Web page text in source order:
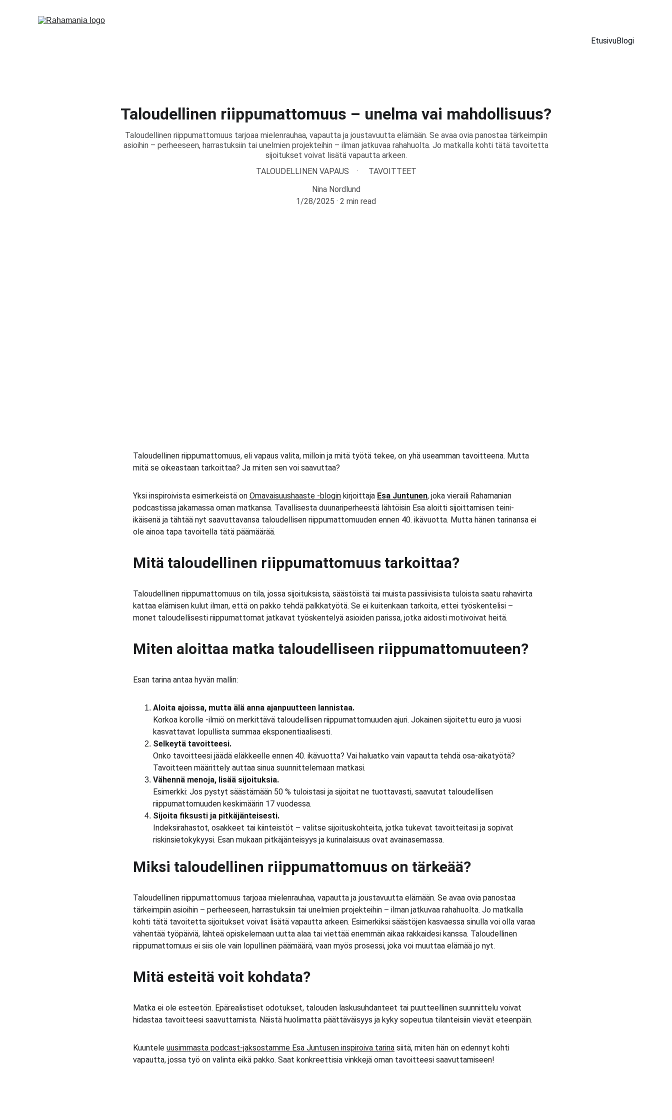
EtusivuBlogi
Taloudellinen riippumattomuus – unelma vai mahdollisuus?
Taloudellinen riippumattomuus tarjoaa mielenrauhaa, vapautta ja joustavuutta elämään. Se avaa ovia panostaa tärkeimpiin
asioihin – perheeseen, harrastuksiin tai unelmien projekteihin – ilman jatkuvaa rahahuolta. Jo matkalla kohti tätä tavoitetta
sijoitukset voivat lisätä vapautta arkeen.
TALOUDELLINEN VAPAUS
TAVOITTEET
Nina Nordlund
1/28/2025
2 min read
Taloudellinen riippumattomuus, eli vapaus valita, milloin ja mitä työtä tekee, on yhä useamman tavoitteena. Mutta
mitä se oikeastaan tarkoittaa? Ja miten sen voi saavuttaa?
Yksi inspiroivista esimerkeistä on Omavaisuushaaste -blogin kirjoittaja Esa Juntunen, joka vieraili Rahamanian
podcastissa jakamassa oman matkansa. Tavallisesta duunariperheestä lähtöisin Esa aloitti sijoittamisen teini-
ikäisenä ja tähtää nyt saavuttavansa taloudellisen riippumattomuuden ennen 40. ikävuotta. Mutta hänen tarinansa ei
ole ainoa tapa tavoitella tätä päämäärää.
Mitä taloudellinen riippumattomuus tarkoittaa?
Taloudellinen riippumattomuus on tila, jossa sijoituksista, säästöistä tai muista passiivisista tuloista saatu rahavirta
kattaa elämisen kulut ilman, että on pakko tehdä palkkatyötä. Se ei kuitenkaan tarkoita, ettei työskentelisi –
monet taloudellisesti riippumattomat jatkavat työskentelyä asioiden parissa, jotka aidosti motivoivat heitä.
Miten aloittaa matka taloudelliseen riippumattomuuteen?
Esan tarina antaa hyvän mallin:
Aloita ajoissa, mutta älä anna ajanpuutteen lannistaa.
Korkoa korolle -ilmiö on merkittävä taloudellisen riippumattomuuden ajuri. Jokainen sijoitettu euro ja vuosi
kasvattavat lopullista summaa eksponentiaalisesti.
Selkeytä tavoitteesi.
Onko tavoitteesi jäädä eläkkeelle ennen 40. ikävuotta? Vai haluatko vain vapautta tehdä osa-aikatyötä?
Tavoitteen määrittely auttaa sinua suunnittelemaan matkasi.
Vähennä menoja, lisää sijoituksia.
Esimerkki: Jos pystyt säästämään 50 % tuloistasi ja sijoitat ne tuottavasti, saavutat taloudellisen
riippumattomuuden keskimäärin 17 vuodessa.
Sijoita fiksusti ja pitkäjänteisesti.
Indeksirahastot, osakkeet tai kiinteistöt – valitse sijoituskohteita, jotka tukevat tavoitteitasi ja sopivat
riskinsietokykyysi. Esan mukaan pitkäjänteisyys ja kurinalaisuus ovat avainasemassa.
Miksi taloudellinen riippumattomuus on tärkeää?
Taloudellinen riippumattomuus tarjoaa mielenrauhaa, vapautta ja joustavuutta elämään. Se avaa ovia panostaa
tärkeimpiin asioihin – perheeseen, harrastuksiin tai unelmien projekteihin – ilman jatkuvaa rahahuolta. Jo matkalla
kohti tätä tavoitetta sijoitukset voivat lisätä vapautta arkeen. Esimerkiksi säästöjen kasvaessa sinulla voi olla varaa
vähentää työpäiviä, lähteä opiskelemaan uutta alaa tai viettää enemmän aikaa rakkaidesi kanssa. Taloudellinen
riippumattomuus ei siis ole vain lopullinen päämäärä, vaan myös prosessi, joka voi muuttaa elämää jo nyt.
Mitä esteitä voit kohdata?
Matka ei ole esteetön. Epärealistiset odotukset, talouden laskusuhdanteet tai puutteellinen suunnittelu voivat
hidastaa tavoitteesi saavuttamista. Näistä huolimatta päättäväisyys ja kyky sopeutua tilanteisiin vievät eteenpäin.
Kuuntele uusimmasta podcast-jaksostamme Esa Juntusen inspiroiva tarina siitä, miten hän on edennyt kohti
vapautta, jossa työ on valinta eikä pakko. Saat konkreettisia vinkkejä oman tavoitteesi saavuttamiseen!